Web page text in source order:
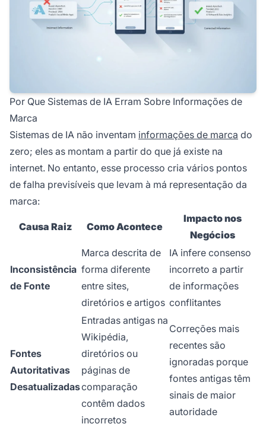
Por Que Sistemas de IA Erram Sobre Informações de
Marca
Sistemas de IA não inventam informações de marca do
zero; eles as montam a partir do que já existe na
internet. No entanto, esse processo cria vários pontos
de falha previsíveis que levam à má representação da
marca:
Causa Raiz Como Acontece
Impacto nos
Negócios
Inconsistência
de Fonte
Marca descrita de
forma diferente
entre sites,
diretórios e artigos
IA infere consenso
incorreto a partir
de informações
conflitantes
Fontes
Autoritativas
Desatualizadas
Entradas antigas na
Wikipédia,
diretórios ou
páginas de
comparação
contêm dados
incorretos
Correções mais
recentes são
ignoradas porque
fontes antigas têm
sinais de maior
autoridade